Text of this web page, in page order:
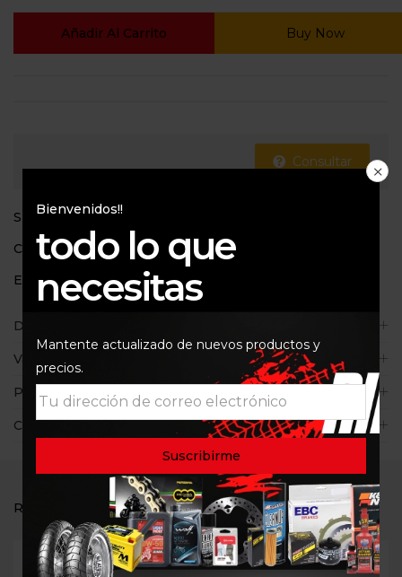
Añadir Al Carrito Buy Now
Consultar
SKU:8059347627809
Categoría: Guantes
Etiquetas: Alpinestar,Guantes
Descripción
Valoraciones (0)
Políticas de la tienda
Consultas
RELATED PRODUCTS
Bienvenidos!!
todo lo que
necesitas
Mantente actualizado de nuevos productos y
precios.